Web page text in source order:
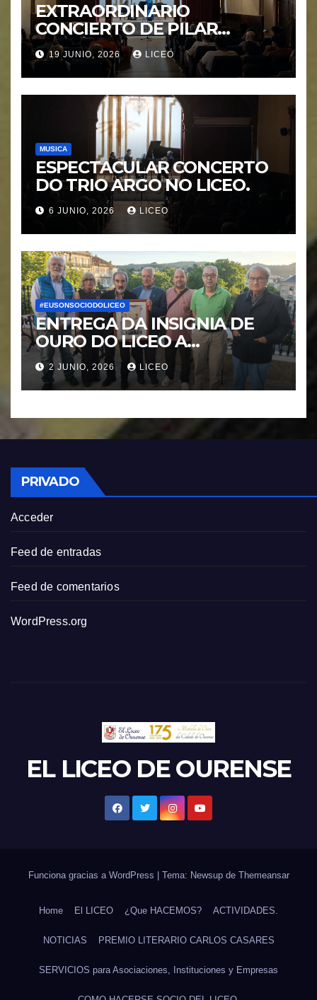
EXTRAORDINARIO
CONCIERTO DE PILAR
MORÁGUEZ e ARABEL
MORÁGUEZ
19 JUNIO, 2026 LICEO
MUSICA
ESPECTACULAR CONCERTO
DO TRIO ARGO NO LICEO.
6 JUNIO, 2026 LICEO
#EUSONSOCIODOLICEO
ENTREGA DA INSIGNIA DE
OURO DO LICEO A
FRANCISCO NOVOA
RODRIGUEZ
2 JUNIO, 2026 LICEO
PRIVADO
Acceder
Feed de entradas
Feed de comentarios
WordPress.org
EL LICEO DE OURENSE
Funciona gracias a WordPress Tema: Newsup de Themeansar
Home El LICEO ¿Que HACEMOS? ACTIVIDADES.
NOTICIAS PREMIO LITERARIO CARLOS CASARES
SERVICIOS para Asociaciones, Instituciones y Empresas